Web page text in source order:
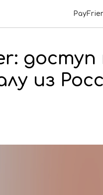
доступ
из